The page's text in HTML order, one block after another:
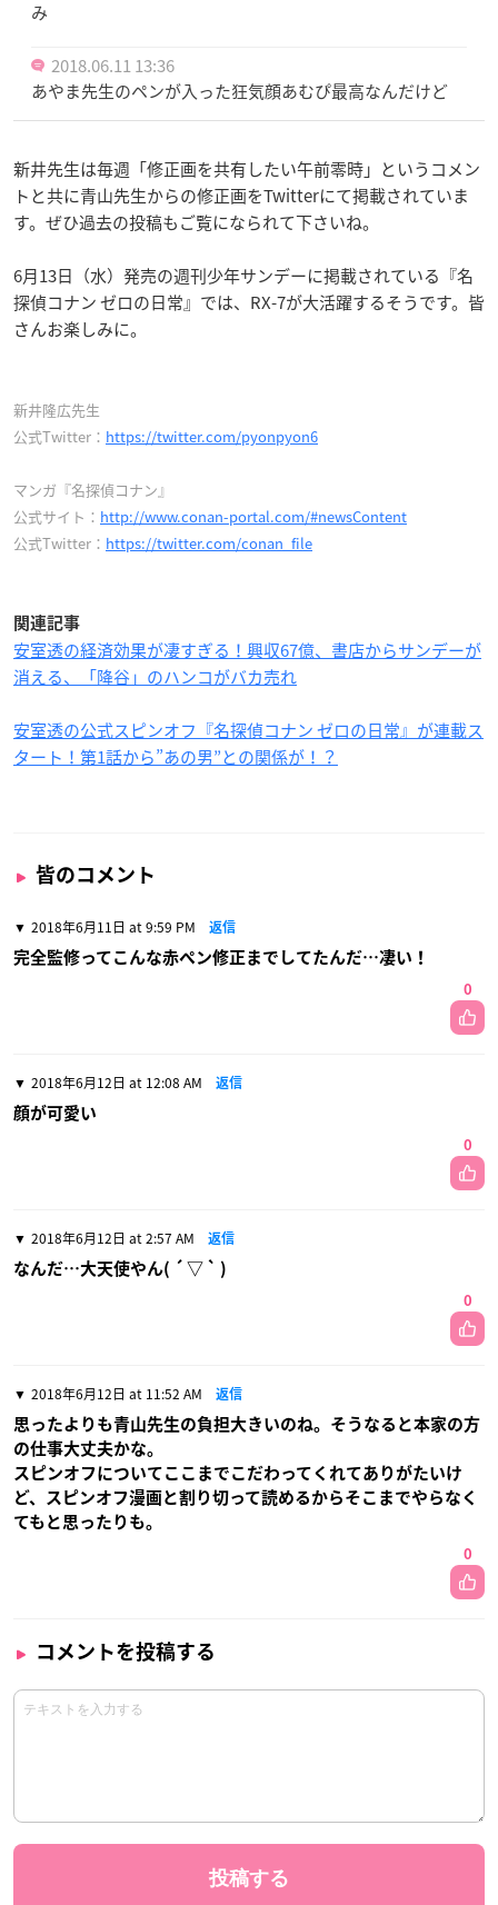
み
2018.06.11 13:36
あやま先生のペンが入った狂気顔あむぴ最高なんだけど
新井先生は毎週「修正画を共有したい午前零時」というコメン
トと共に青山先生からの修正画をTwitterにて掲載されていま
す。ぜひ過去の投稿もご覧になられて下さいね。
6月13日（水）発売の週刊少年サンデーに掲載されている『名
探偵コナン ゼロの日常』では、RX-7が大活躍するそうです。皆
さんお楽しみに。
新井隆広先生
公式Twitter： https://twitter.com/pyonpyon6
マンガ『名探偵コナン』
公式サイト： http://www.conan-portal.com/#newsContent
公式Twitter： https://twitter.com/conan_file
関連記事
安室透の経済効果が凄すぎる！興収67億、書店からサンデーが
消える、「降谷」のハンコがバカ売れ
安室透の公式スピンオフ『名探偵コナン ゼロの日常』が連載ス
タート！第1話から”あの男”との関係が！？
皆のコメント
2018年6月11日 at 9:59 PM 返信
完全監修ってこんな赤ペン修正までしてたんだ…凄い！
0
2018年6月12日 at 12:08 AM 返信
顔が可愛い
0
2018年6月12日 at 2:57 AM 返信
なんだ…大天使やん( ´ ▽ ` )
0
2018年6月12日 at 11:52 AM 返信
思ったよりも青山先生の負担大きいのね。そうなると本家の方
の仕事大丈夫かな。
スピンオフについてここまでこだわってくれてありがたいけ
ど、スピンオフ漫画と割り切って読めるからそこまでやらなく
てもと思ったりも。
0
コメントを投稿する